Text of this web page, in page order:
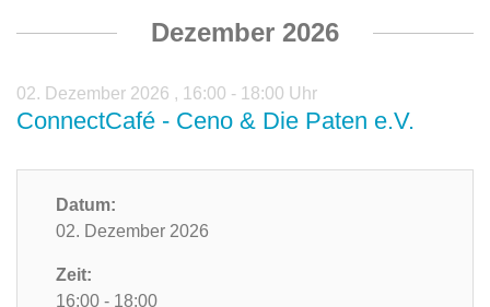
Dezember 2026
02. Dezember 2026 , 16:00 - 18:00 Uhr
ConnectCafé - Ceno & Die Paten e.V.
Datum:
02. Dezember 2026
Zeit:
16:00 - 18:00